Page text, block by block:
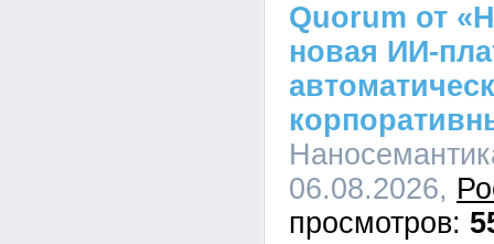
Quorum от
новая ИИ-
06.08.2026,